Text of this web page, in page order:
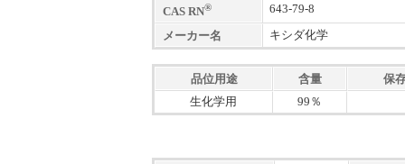
CAS RN® 643-79-8
メーカー名 キシダ化学
品位用途 含量
保
生化学用
99％